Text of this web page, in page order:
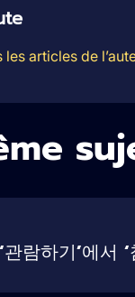
les articles de
람하기’에서